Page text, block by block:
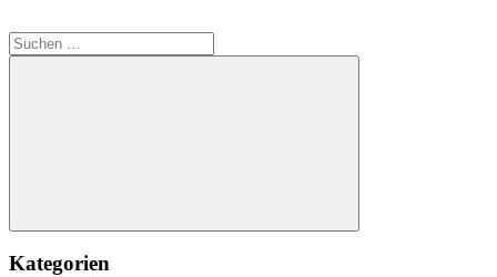
Suchen
nach:
Suchen
Kategorien